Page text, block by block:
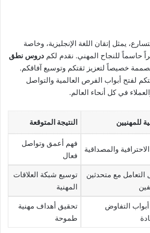
يمثل إتقان اللغة الإنجليزية، وخاصة
حاسماً للنجاح المهني. نقدم لكم دروس نطق
خصيصاً لتعزيز ثقتكم وتوسيع آفاقكم.
لفتح أبواب الفرص العالمية والتواصل
في كل أنحاء العالم.
للمهنيين النتيجة المتوقعة
والمصداقية
فهم أعمق وتواصل
فعال
التعامل مع متحدثين
توسيع شبكة العلاقات
المهنية
التفاوض
تحقيق أهداف مهنية
طموحة